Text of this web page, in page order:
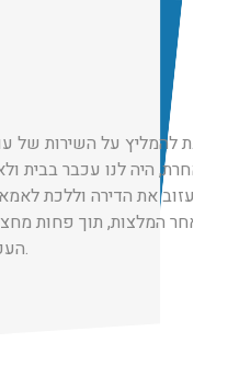
חייבת להמליץ על השירות של
מילה אחרת, היה לנו עכבר בבית
כבר לעזוב את הדירה וללכת
לאחר המלצות, תוך פחות
העכבר ממש תוך כמה דקות.